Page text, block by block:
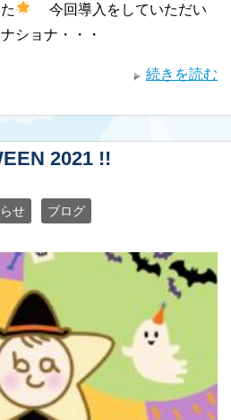
今回導入をしていただい
ショナ・・・
続きを読む
2021 !!
せ ブログ